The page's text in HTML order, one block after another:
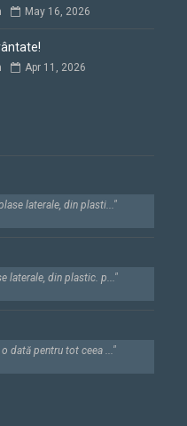
May 16, 2026
Apr 11, 2026
laterale, din plasti..."
laterale, din plastic. p..."
dată pentru tot ceea ..."